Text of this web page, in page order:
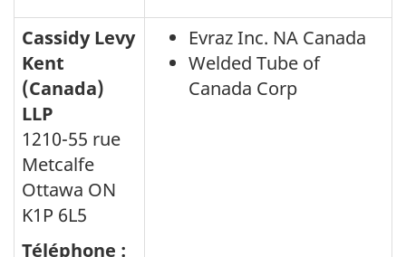
Cassidy Levy
Kent
(Canada)
LLP
1210-55 rue
Metcalfe
Ottawa ON
K1P 6L5
Téléphone :
Evraz Inc. NA Canada
Welded Tube of
Canada Corp